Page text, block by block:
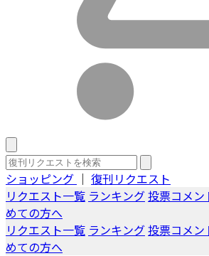
ショッピング ｜ 復刊リクエスト
リクエスト一覧 ランキング投票コメン
めての方へ
リクエスト一覧 ランキング投票コメン
めての方へ